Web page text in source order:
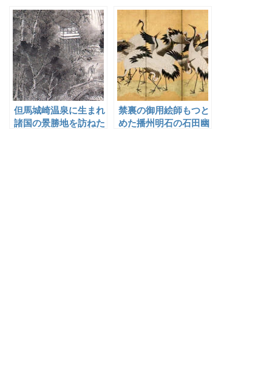
但馬城崎温泉に生まれ
諸国の景勝地を訪ねた
禁裏の御用絵師もつと
めた播州明石の石田幽